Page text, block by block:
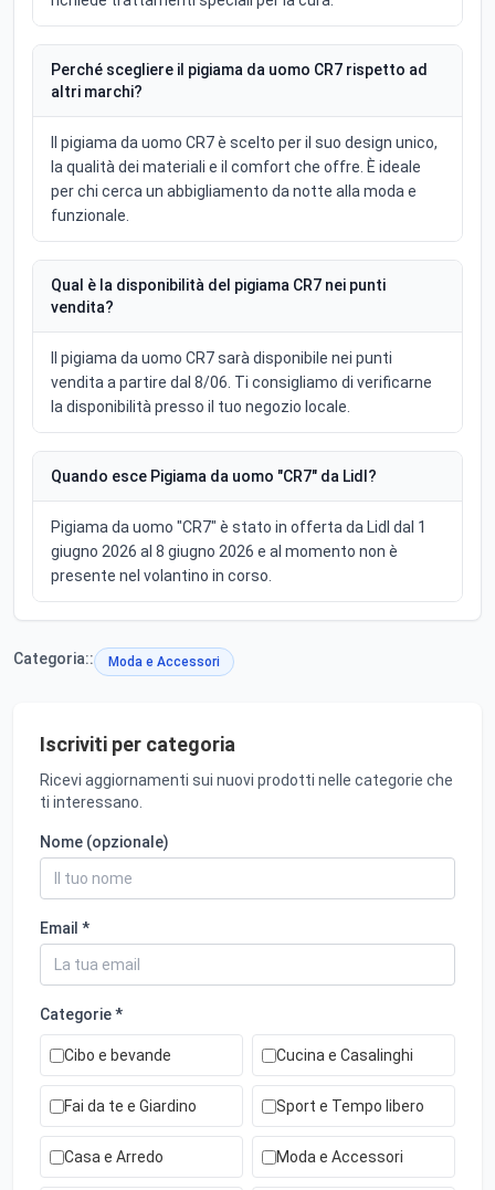
Perché scegliere il pigiama da uomo CR7 rispetto ad
altri marchi?
Il pigiama da uomo CR7 è scelto per il suo design unico,
la qualità dei materiali e il comfort che offre. È ideale
per chi cerca un abbigliamento da notte alla moda e
funzionale.
Qual è la disponibilità del pigiama CR7 nei punti
vendita?
Il pigiama da uomo CR7 sarà disponibile nei punti
vendita a partire dal 8/06. Ti consigliamo di verificarne
la disponibilità presso il tuo negozio locale.
Quando esce Pigiama da uomo "CR7" da Lidl?
Pigiama da uomo "CR7" è stato in offerta da Lidl dal 1
giugno 2026 al 8 giugno 2026 e al momento non è
presente nel volantino in corso.
Categoria:: Moda e Accessori
Iscriviti per categoria
Ricevi aggiornamenti sui nuovi prodotti nelle categorie che
ti interessano.
Nome (opzionale)
Email *
Categorie *
Cibo e bevande Cucina e Casalinghi
Fai da te e Giardino Sport e Tempo libero
Casa e Arredo Moda e Accessori